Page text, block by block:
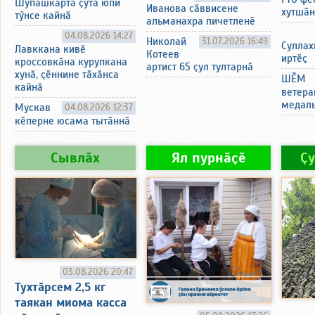
тӳнсе кайнӑ
04.08.2026 14:27
Лавккана кивӗ
кроссовкӑна курупкана
хунӑ, ҫӗннине тӑхӑнса
кайнӑ
04.08.2026 12:37
Мускав
кӗперне юсама тытӑннӑ
Иванова сӑввисене
альманахра пичетленӗ
31.07.2026 16:49
Николай
Котеев
артист 65 ҫул тултарнӑ
иртӗҫ
ШӖМ
Сывлӑх
03.08.2026 20:47
Тухтӑрсем 2,5 кг
таякан миома касса
Ял пурнӑҫӗ